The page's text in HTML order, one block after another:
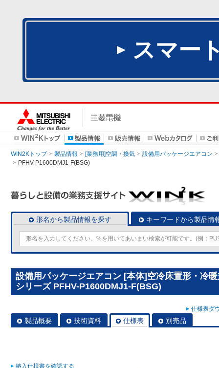
スマー
WIN2Kトップ 製品情報 [業務用]空調・換気
設備用パッケージエアコン
PFHV-P1600DMJ1-F(BSG)
形名から製品情報を探す キーワードから製品情
設備用パッケージエアコン [本体]空冷床置形・冷
シリーズ PFHV-P1600DMJ1-F(BSG)
仕様表ダ
製品概要 技術資料 仕様表 別売品
納入仕様書を確認する